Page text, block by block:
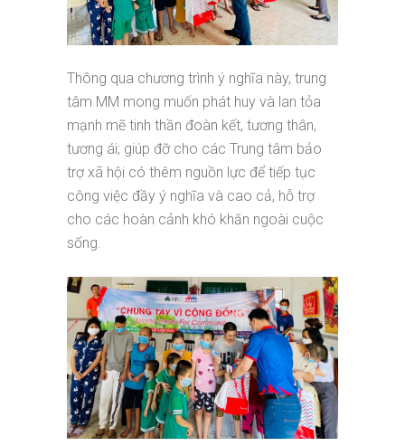
Thông qua chương trình ý nghĩa này, trung
tâm MM mong muốn phát huy và lan tỏa
mạnh mẽ tinh thần đoàn kết, tương thân,
tương ái; giúp đỡ cho các Trung tâm bảo
trợ xã hội có thêm nguồn lực để tiếp tục
công việc đầy ý nghĩa và cao cả, hỗ trợ
cho các hoàn cảnh khó khăn ngoài cuộc
sống.